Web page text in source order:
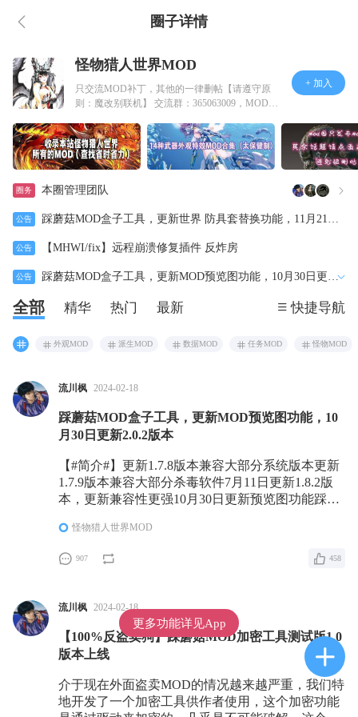
圈子详情
怪物猎人世界MOD
只交流MOD补丁，其他的一律删帖【请遵守原
则：魔改别联机】 交流群：365063009，MOD学
+ 加入
圈务 本圈管理团队
公告
踩蘑菇MOD盒子工具，更新世界 防具套替换功能，11月21日
公告 【MHWI/fix】远程崩溃修复插件 反炸房
公告
踩蘑菇MOD盒子工具，更新MOD预览图功能，10月30日更新
全部 精华 热门 最新 快捷导航
外观MOD 派生MOD 数据MOD 任务MOD 怪物MOD
流川枫 2024-02-18
踩蘑菇MOD盒子工具，更新MOD预览图功能，10
月30日更新2.0.2版本
【#简介#】更新1.7.8版本兼容大部分系统版本更新
1.7.9版本兼容大部分杀毒软件7月11日更新1.8.2版
本，更新兼容性更强10月30日更新预览图功能踩蘑
MOD使用了加密，那么使用对应的MOD就需要用
到专门的登录器才能使用，不过这个客户端的功能
不止是针对加密工具，还有MOD管理器的功能，就
理工具
怪物猎人世界MOD
907 458
流川枫 2024-02-18
【100%反盗卖狗】踩蘑菇MOD加密工具测试版1.0
版本上线
介于现在外面盗卖MOD的情况越来越严重，我们特
地开发了一个加密工具供作者使用，这个加密功能
更多功能详见App